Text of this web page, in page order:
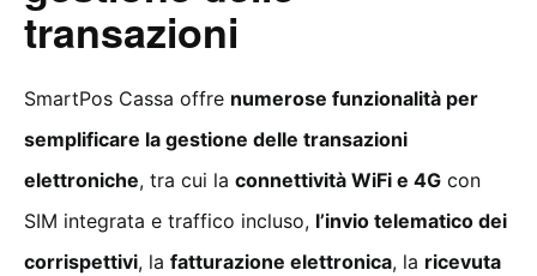
transazioni
SmartPos Cassa offre numerose funzionalità per
semplificare la gestione delle transazioni
elettroniche, tra cui la connettività WiFi e 4G con
SIM integrata e traffico incluso, l’invio telematico dei
corrispettivi, la fatturazione elettronica, la ricevuta